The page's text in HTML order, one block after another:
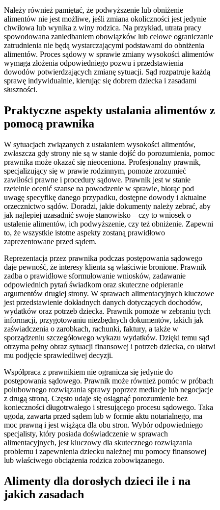
Należy również pamiętać, że podwyższenie lub obniżenie
alimentów nie jest możliwe, jeśli zmiana okoliczności jest jedynie
chwilowa lub wynika z winy rodzica. Na przykład, utrata pracy
spowodowana zaniedbaniem obowiązków lub celowe ograniczanie
zatrudnienia nie będą wystarczającymi podstawami do obniżenia
alimentów. Proces sądowy w sprawie zmiany wysokości alimentów
wymaga złożenia odpowiedniego pozwu i przedstawienia
dowodów potwierdzających zmianę sytuacji. Sąd rozpatruje każdą
sprawę indywidualnie, kierując się dobrem dziecka i zasadami
słuszności.
Praktyczne aspekty ustalania alimentów z
pomocą prawnika
W sytuacjach związanych z ustalaniem wysokości alimentów,
zwłaszcza gdy strony nie są w stanie dojść do porozumienia, pomoc
prawnika może okazać się nieoceniona. Profesjonalny prawnik,
specjalizujący się w prawie rodzinnym, pomoże zrozumieć
zawiłości prawne i procedury sądowe. Prawnik jest w stanie
rzetelnie ocenić szanse na powodzenie w sprawie, biorąc pod
uwagę specyfikę danego przypadku, dostępne dowody i aktualne
orzecznictwo sądów. Doradzi, jakie dokumenty należy zebrać, aby
jak najlepiej uzasadnić swoje stanowisko – czy to wniosek o
ustalenie alimentów, ich podwyższenie, czy też obniżenie. Zapewni
to, że wszystkie istotne aspekty zostaną prawidłowo
zaprezentowane przed sądem.
Reprezentacja przez prawnika podczas postępowania sądowego
daje pewność, że interesy klienta są właściwie bronione. Prawnik
zadba o prawidłowe sformułowanie wniosków, zadawanie
odpowiednich pytań świadkom oraz skuteczne odpieranie
argumentów drugiej strony. W sprawach alimentacyjnych kluczowe
jest przedstawienie dokładnych danych dotyczących dochodów,
wydatków oraz potrzeb dziecka. Prawnik pomoże w zebraniu tych
informacji, przygotowaniu niezbędnych dokumentów, takich jak
zaświadczenia o zarobkach, rachunki, faktury, a także w
sporządzeniu szczegółowego wykazu wydatków. Dzięki temu sąd
otrzyma pełny obraz sytuacji finansowej i potrzeb dziecka, co ułatwi
mu podjęcie sprawiedliwej decyzji.
Współpraca z prawnikiem nie ogranicza się jedynie do
postępowania sądowego. Prawnik może również pomóc w próbach
polubownego rozwiązania sprawy poprzez mediacje lub negocjacje
z drugą stroną. Często udaje się osiągnąć porozumienie bez
konieczności długotrwałego i stresującego procesu sądowego. Taka
ugoda, zawarta przed sądem lub w formie aktu notarialnego, ma
moc prawną i jest wiążąca dla obu stron. Wybór odpowiedniego
specjalisty, który posiada doświadczenie w sprawach
alimentacyjnych, jest kluczowy dla skutecznego rozwiązania
problemu i zapewnienia dziecku należnej mu pomocy finansowej
lub właściwego obciążenia rodzica zobowiązanego.
Alimenty dla dorosłych dzieci ile i na
jakich zasadach